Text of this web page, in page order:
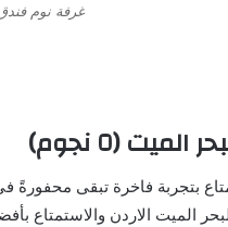
غرفة نوم
(٥ نجوم)
بتجربة فاخرة تبقى
الميت الاردن